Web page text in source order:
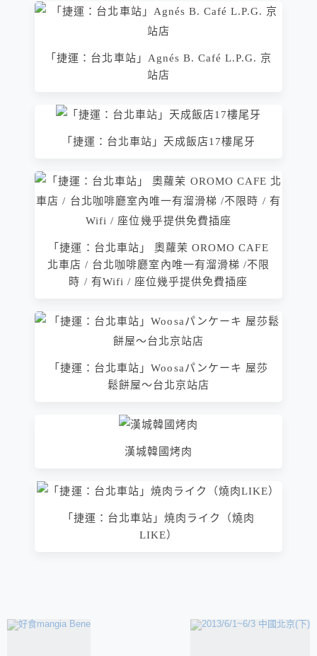
「捷運：台北車站」Agnés B. Café L.P.G. 京
站店
「捷運：台北車站」天成飯店17樓尾牙
「捷運：台北車站」 奧蘿茉 OROMO CAFE
北車店 / 台北咖啡廳室內唯一有溜滑梯 /不限
時 / 有Wifi / 座位幾乎提供免費插座
「捷運：台北車站」Woosaパンケーキ 屋莎
鬆餅屋～台北京站店
漢城韓國烤肉
「捷運：台北車站」焼肉ライク（燒肉
LIKE）
相連文章